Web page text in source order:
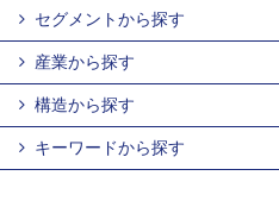
セグメントから探す
産業から探す
構造から探す
キーワードから探す